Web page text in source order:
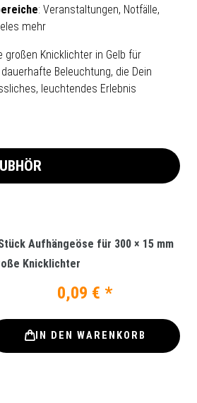
: Veranstaltungen, Notfälle,
mehr
großen Knicklichter in Gelb für
Beleuchtung, die Dein
leuchtendes Erlebnis
Aufhängeöse für 300 × 15 mm
Knicklichter
0,09 € *
IN DEN WARENKORB